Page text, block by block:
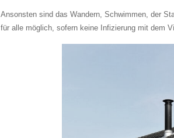
Ansonsten sind das Wandern, Schwimmen, der
für alle möglich, sofern keine Infizierung mit dem